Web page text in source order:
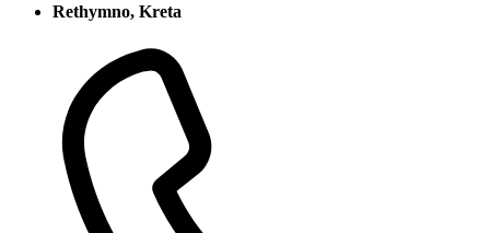
Rethymno, Kreta